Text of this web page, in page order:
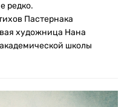
редко.
Пастернака
художница Нана
школы